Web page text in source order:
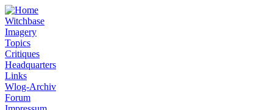
Witchbase
Imagery
Topics
Critiques
Headquarters
Links
Wlog-Archiv
Forum